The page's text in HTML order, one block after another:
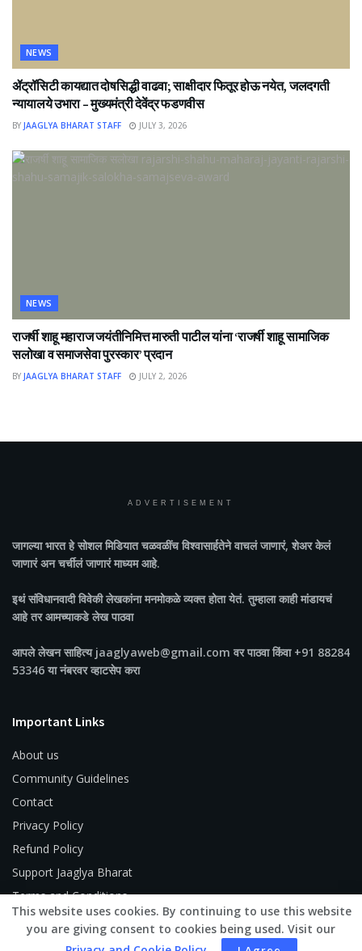
NEWS
ॲट्रॉसिटी कायद्यात दोषसिद्धी वाढवा; साक्षीदार फितूर होऊ नयेत, जलदगती
न्यायालये उभारा – मुख्यमंत्री देवेंद्र फडणवीस
BY JAAGLYA BHARAT STAFF JULY 3, 2026
NEWS
राजर्षी शाहू महाराज जयंतीनिमित्त मारुती पाटील यांना ‘राजर्षी शाहू सामाजिक
सलोखा व समाजसेवा पुरस्कार’ प्रदान
BY JAAGLYA BHARAT STAFF JULY 2, 2026
ADVERTISEMENT
जागल्या भारतहे सोशल मिडियात चळवळींच विश्वासार्हतेने वाचलं जाणारं, शेअर केलं
जाणारं अन चर्चीलं जाणारं माध्यम आहे.
इथं संविधानवादी विवेकी लेखकांना मनमोकळे व्यक्त होता येतं. तुम्हाला काही मांडायचं
आहे तर आमच्याकडे लेख पाठवा
आपले लेखन साहित्य jaaglyaweb@gmail.com वर पाठवा किंवा +91 88284
53346 या नंबरवर व्हाटसेप करा
Important Links
About us
Community Guidelines
Contact
Privacy Policy
Refund Policy
Support Jaaglya Bharat
Terms and Conditions
This website uses cookies. By continuing to use this website
you are giving consent to cookies being used. Visit our